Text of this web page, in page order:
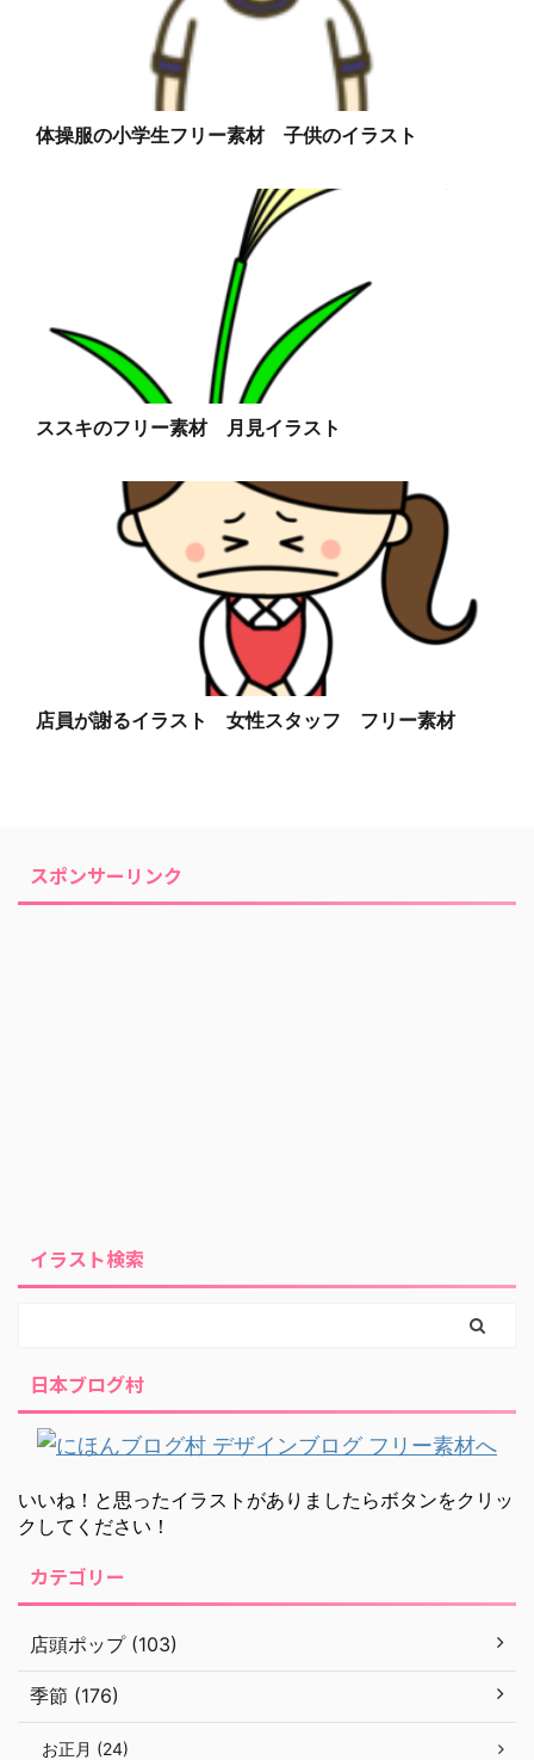
体操服の小学生フリー素材 子供のイラスト
ススキのフリー素材 月見イラスト
店員が謝るイラスト 女性スタッフ フリー素材
スポンサーリンク
イラスト検索
日本ブログ村
いいね！と思ったイラストがありましたらボタンをクリッ
クしてください！
カテゴリー
店頭ポップ (103)
季節 (176)
お正月 (24)